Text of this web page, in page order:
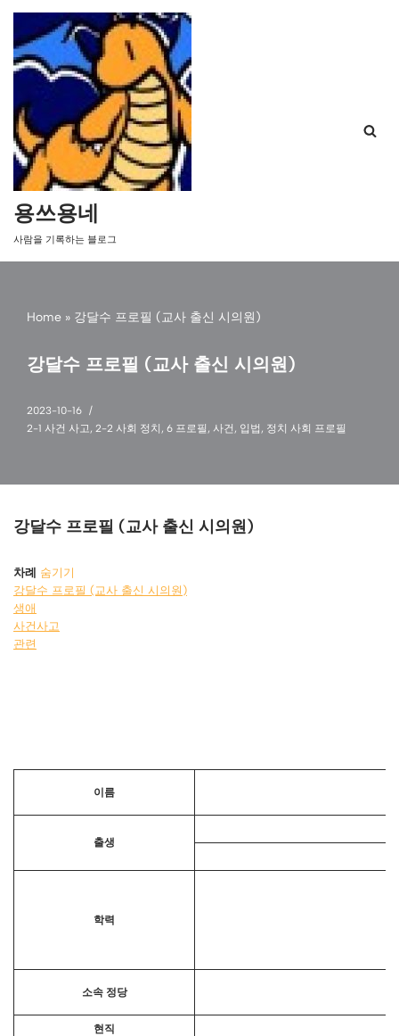
콘
텐
로
건
너
뛰
기
용쓰용네
사람을 기록하는 블로그
Home » 강달수 프로필 (교사 출신 시의원)
강달수 프로필 (교사 출신 시의원)
2023-10-16
2-1 사건 사고, 2-2 사회 정치 , 6 프로필 , 사건 , 입법 , 정치 사회 프로필
강달수 프로필 (교사 출신 시의원)
차례
숨기기
강달수 프로필 (교사 출신 시의원)
생애
사건사고
관련
이름
출생
학력
소속 정당
현직